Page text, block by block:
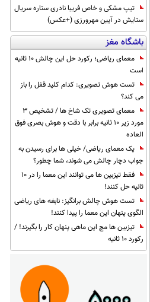
تیپ مشکی و خاص فریبا نادری ستاره سریال
ستایش در آیین مهرورزی (+عکس)
باشگاه مغز
معمای ریاضی؛ رکورد حل این چالش 10 ثانیه
است
تست هوش تصویری: کدام کلید قفل را باز
می کند؟
معمای تصویری تک شاخ ها / تشخیص 3
مورد زیر 10 ثانیه برابر با دقت و هوش بصری فوق
العاده
یک معمای ریاضی/ خیلی ها برای رسیدن به
جواب دچار چالش می شوند، شما چطور؟
فقط تیزبین ها می توانند این معما را در 10
ثانیه حل کنند!
تست هوش چالش برانگیز: نابغه های ریاضی
الگوی پنهان این معما را پیدا کنند!
تیزبین ها مچ این ماهی پنهان کار را بگیرند! /
رکورد 10 ثانیه